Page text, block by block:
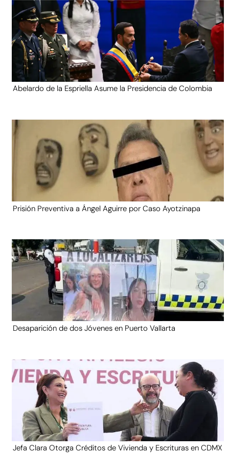
Abelardo de la Espriella Asume la Presidencia de Colombia
Prisión Preventiva a Ángel Aguirre por Caso Ayotzinapa
Desaparición de dos Jóvenes en Puerto Vallarta
Jefa Clara Otorga Créditos de Vivienda y Escrituras en CDMX